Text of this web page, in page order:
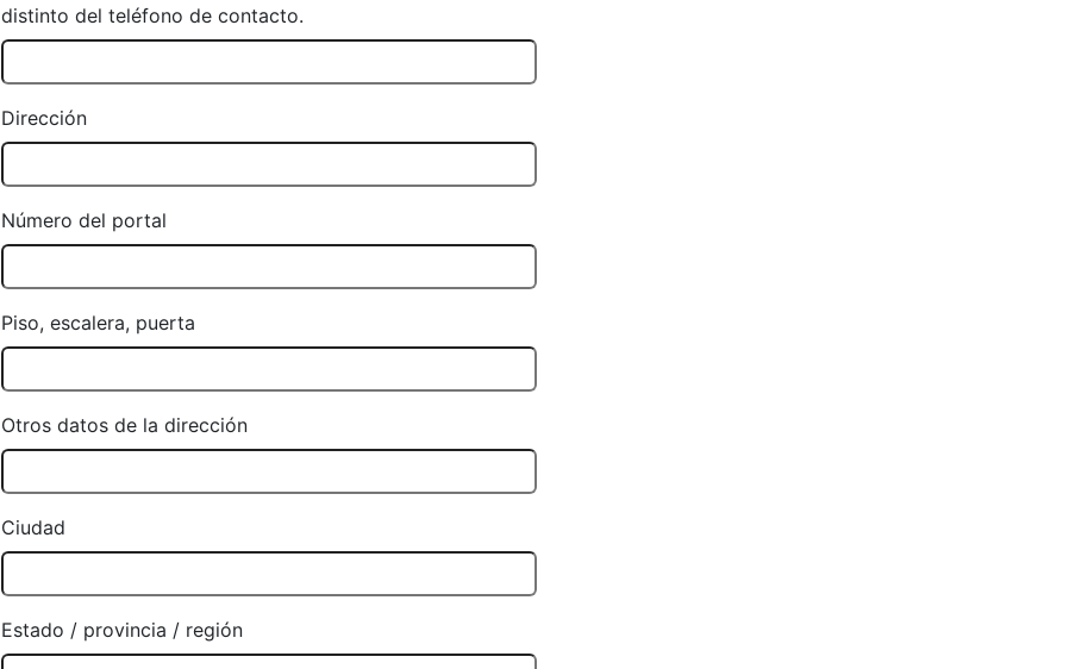
distinto del teléfono de contacto.
Dirección
Número del portal
Piso, escalera, puerta
Otros datos de la dirección
Ciudad
Estado / provincia / región